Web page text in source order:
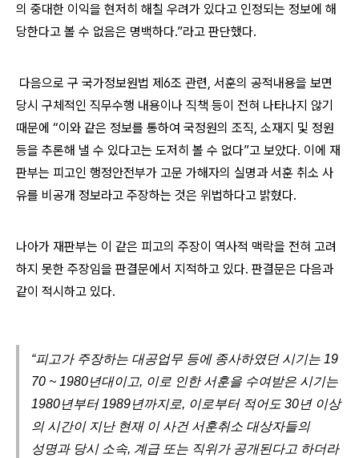
의 중대한 이익을 현저히 해칠 우려가 있다고 인정되는 정보에 해
당한다고 볼 수 없음은 명백하다.”라고 판단했다.
다음으로 구 국가정보원법 제6조 관련, 서훈의 공적내용을 보면
당시 구체적인 직무수행 내용이나 직책 등이 전혀 나타나지 않기
때문에 “이와 같은 정보를 통하여 국정원의 조직, 소재지 및 정원
등을 추론해 낼 수 있다고는 도저히 볼 수 없다”고 보았다. 이에 재
판부는 피고인 행정안전부가 고문 가해자의 실명과 서훈 취소 사
유를 비공개 정보라고 주장하는 것은 위법하다고 밝혔다.
나아가 재판부는 이 같은 피고의 주장이 역사적 맥락을 전혀 고려
하지 못한 주장임을 판결문에서 지적하고 있다. 판결문은 다음과
같이 적시하고 있다.
“피고가 주장하는 대공업무 등에 종사하였던 시기는 19
70 ~ 1980년대이고, 이로 인한 서훈을 수여받은 시기는
1980년부터 1989년까지로, 이로부터 적어도 30년 이상
의 시간이 지난 현재 이 사건 서훈취소 대상자들의
성명과 당시 소속, 계급 또는 직위가 공개된다고 하더라